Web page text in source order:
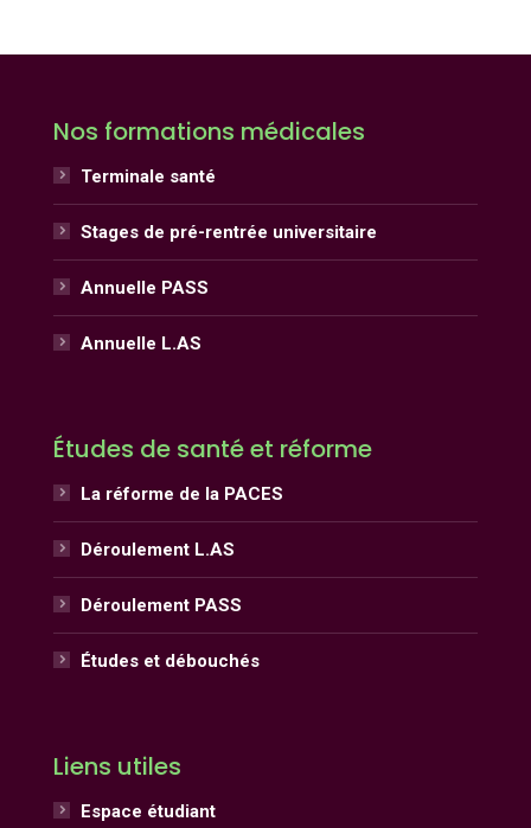
Nos formations médicales
Terminale santé
Stages de pré-rentrée universitaire
Annuelle PASS
Annuelle L.AS
Études de santé et réforme
La réforme de la PACES
Déroulement L.AS
Déroulement PASS
Études et débouchés
Liens utiles
Espace étudiant